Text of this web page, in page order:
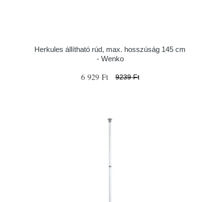
Herkules állítható rúd, max. hosszúság 145 cm
- Wenko
6 929 Ft 9239 Ft